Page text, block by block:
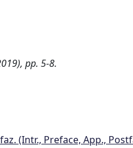
pp. 5-8.
(Intr., Preface, App.,